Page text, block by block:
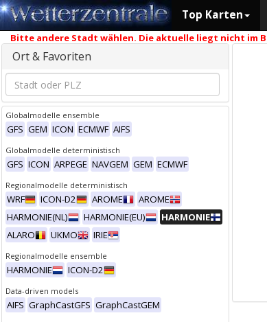
Top Karten
Bitte andere Stadt wählen. Die aktuelle liegt nicht im
Ort & Favoriten
Globalmodelle ensemble
GFS GEM ICON ECMWF AIFS
Globalmodelle deterministisch
GFS ICON ARPEGE NAVGEM GEM ECMWF
Regionalmodelle deterministisch
WRF ICON-D2 AROME
AROME
HARMONIE(NL)
HARMONIE(EU)
HARMONIE
ALARO
UKMO IRIE
Regionalmodelle ensemble
HARMONIE ICON-D2
Data-driven models
AIFS GraphCastGFS GraphCastGEM